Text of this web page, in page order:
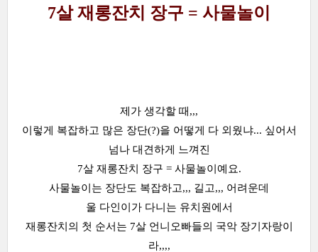
7살 재롱잔치 장구 = 사물놀이
제가 생각할 때,,,
이렇게 복잡하고 많은 장단(?)을 어떻게 다 외웠냐... 싶어서
넘나 대견하게 느껴진
7살 재롱잔치 장구 = 사물놀이예요.
사물놀이는 장단도 복잡하고,,, 길고,,, 어려운데
울 다인이가 다니는 유치원에서
재롱잔치의 첫 순서는 7살 언니오빠들의 국악 장기자랑이
라,,,,